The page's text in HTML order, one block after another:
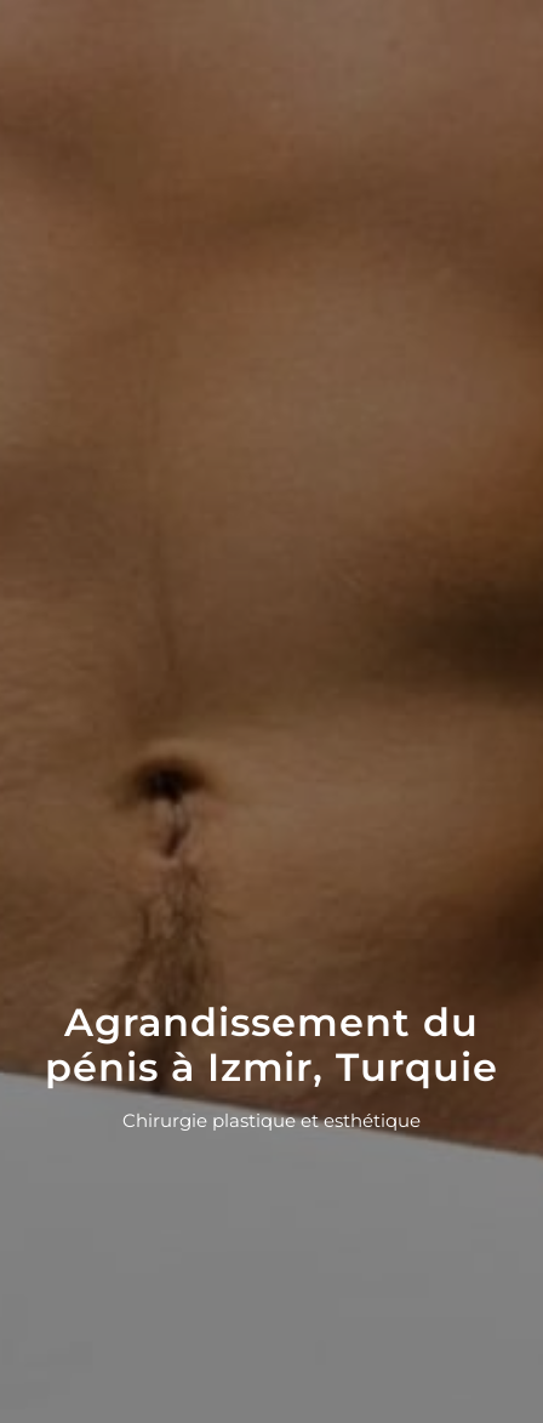
Agrandissement du
pénis à Izmir, Turquie
Chirurgie plastique et esthétique